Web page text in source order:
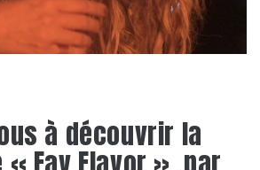
à découvrir la